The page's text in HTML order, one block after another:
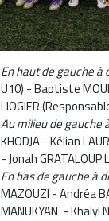
En haut de gauche à
U10) - Baptiste
LIOGIER
Au milieu de gauche
KHODJA - Kélian
- Jonah GRATALOUP
En bas de gauche à
MAZOUZI - Andréa
MANUKYAN - Khalyl